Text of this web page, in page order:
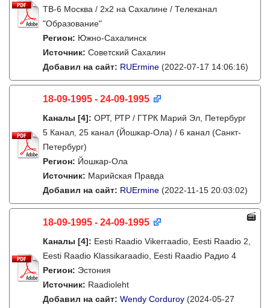
ТВ-6 Москва / 2х2 на Сахалине / Телеканал
"Образование"
Регион: Южно-Сахалинск
Источник: Советский Сахалин
Добавил на сайт: RUErmine (2022-07-17 14:06:16)
18-09-1995 - 24-09-1995
Каналы [4]: ОРТ, РТР / ГТРК Марий Эл, Петербург
5 Канал, 25 канал (Йошкар-Ола) / 6 канал (Санкт-
Петербург)
Регион: Йошкар-Ола
Источник: Марийская Правда
Добавил на сайт: RUErmine (2022-11-15 20:03:02)
18-09-1995 - 24-09-1995
Каналы [4]: Eesti Raadio Vikerraadio, Eesti Raadio 2,
Eesti Raadio Klassikaraadio, Eesti Raadio Радио 4
Регион: Эстония
Источник: Raadioleht
Добавил на сайт: Wendy Corduroy (2024-05-27